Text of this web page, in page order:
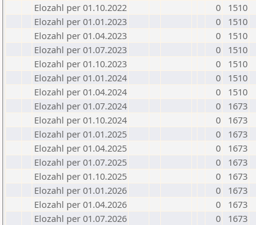
Elozahl per 01.10.2022
0
1510
Elozahl per 01.01.2023
0
1510
Elozahl per 01.04.2023
0
1510
Elozahl per 01.07.2023
0
1510
Elozahl per 01.10.2023
0
1510
Elozahl per 01.01.2024
0
1510
Elozahl per 01.04.2024
0
1510
Elozahl per 01.07.2024
0
1673
Elozahl per 01.10.2024
0
1673
Elozahl per 01.01.2025
0
1673
Elozahl per 01.04.2025
0
1673
Elozahl per 01.07.2025
0
1673
Elozahl per 01.10.2025
0
1673
Elozahl per 01.01.2026
0
1673
Elozahl per 01.04.2026
0
1673
Elozahl per 01.07.2026
0 1673